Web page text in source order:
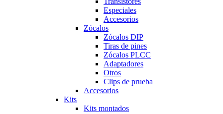
Especiales
Accesorios
Zócalos
Zócalos DIP
Tiras de pines
Zócalos PLCC
Adaptadores
Otros
Clips de prueba
Accesorios
Kits
Kits montados